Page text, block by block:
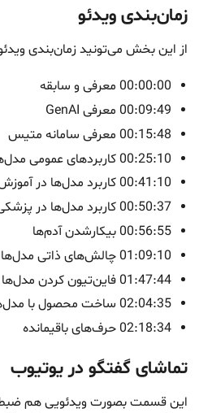
زمان‌بندی ویدئو
از این بخش می‌تونید زمان‌بندی
00:00:00 معرفی و سابقه
00:09:49 معرفی GenAI
00:15:48 معرفی سامانه متیس
00:25:10 کاربردهای عمومی مدل‌‌ها
00:41:10 کاربرد مدل‌ها در آموزش
00:50:37 کاربرد مدل‌ها در پزشکی
00:56:55 بیکارشدن آدم‌ها
01:09:10 چالش‌های ذاتی مدل‌ها
01:47:44 فاین‌تیون‌ کردن مدل‌ها
02:04:35 ساخت محصول با مدل‌های زبانی
02:18:34 حرف‌های باقیمانده
تماشای گفتگو در یوتیوب
این قسمت بصورت ویدئویی هم ضبط